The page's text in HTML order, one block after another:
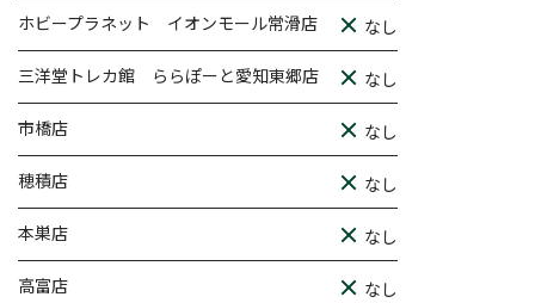
ホビープラネット イオンモール常滑店 なし
三洋堂トレカ館 ららぽーと愛知東郷店 なし
市橋店 なし
穂積店 なし
本巣店 なし
高富店 なし